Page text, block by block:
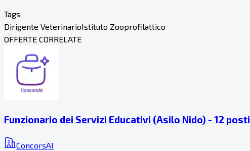
Tags
Dirigente VeterinarioIstituto Zooprofilattico
OFFERTE CORRELATE
Funzionario dei Servizi Educativi (Asilo Nido) - 12 posti
ConcorsAI